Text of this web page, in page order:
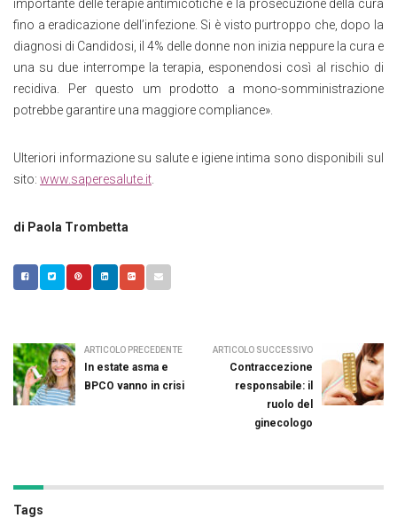
importante delle terapie antimicotiche è la prosecuzione della cura
fino a eradicazione dell’infezione. Si è visto purtroppo che, dopo la
diagnosi di Candidosi, il 4% delle donne non inizia neppure la cura e
una su due interrompe la terapia, esponendosi così al rischio di
recidiva. Per questo um prodotto a mono-somministrazione
potrebbe garantire una maggiore compliance».
Ulteriori informazione su salute e igiene intima sono disponibili sul
sito: www.saperesalute.it
di Paola Trombetta
ARTICOLO PRECEDENTE
In estate asma e
BPCO vanno in crisi
ARTICOLO SUCCESSIVO
Contraccezione
responsabile: il
ruolo del
ginecologo
Tags